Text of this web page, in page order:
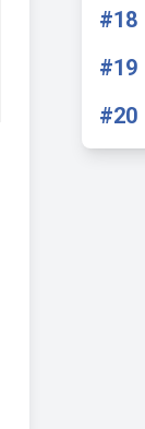
#18
#19
#20